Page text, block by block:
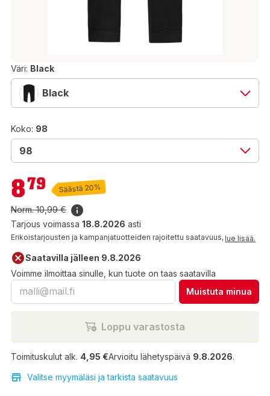
Väri: Black
Black
Koko: 98
98
8,79 €
879 Säästä 20%
Norm.10,99 €
Tarjous voimassa 18.8.2026 asti
Erikoistarjousten ja kampanjatuotteiden rajoitettu saatavuus,lue lisää.
Saatavilla jälleen 9.8.2026
Voimme ilmoittaa sinulle, kun tuote on taas saatavilla
Muistuta minua
Loppu varastosta
Toimituskulut alk. 4,95 €Arvioitu lähetyspäivä 9.8.2026.
Valitse myymäläsi ja tarkista saatavuus